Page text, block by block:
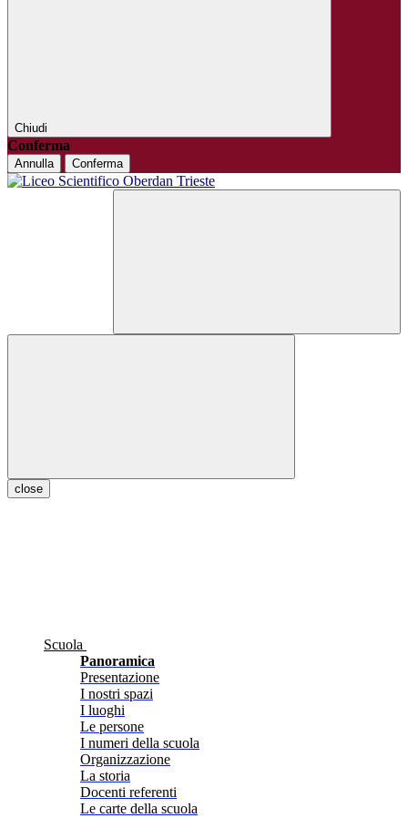
Chiudi
Conferma
Annulla Conferma
close
Scuola
Panoramica
Presentazione
I nostri spazi
I luoghi
Le persone
I numeri della scuola
Organizzazione
La storia
Docenti referenti
Le carte della scuola